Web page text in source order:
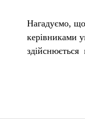
Нагадуємо, що
керівниками